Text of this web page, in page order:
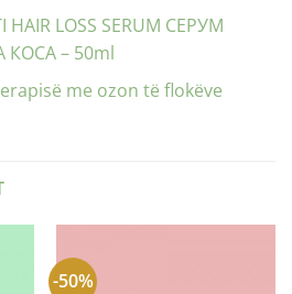
HAIR LOSS SERUM СЕРУМ
КОСА – 50ml
me ozon të flokëve
-50%